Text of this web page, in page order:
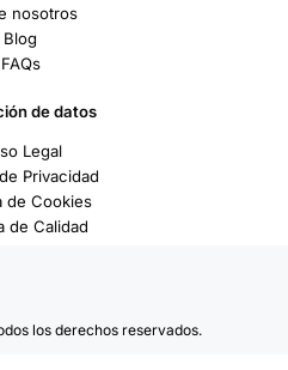
nosotros
Blog
FAQs
de datos
Legal
Privacidad
de Cookies
de Calidad
los derechos reservados.